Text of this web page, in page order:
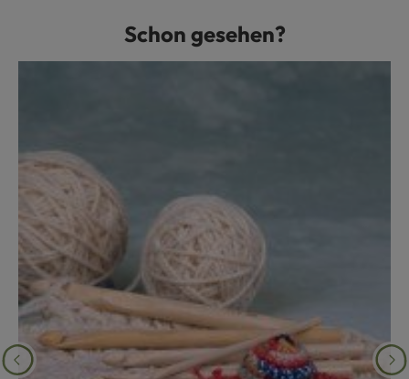
Produktgalerie überspringenSchon gesehen?